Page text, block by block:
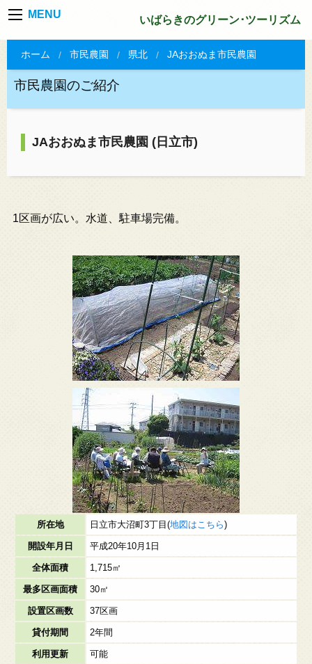
MENU いばらきのグリーン･ツーリズム
ホーム 市民農園 県北 JAおおぬま市民農園
市民農園のご紹介
JAおおぬま市民農園 (日立市)
1区画が広い。水道、駐車場完備。
所在地 日立市大沼町3丁目(地図はこちら)
開設年月日 平成20年10月1日
全体面積 1,715㎡
最多区画面積 30㎡
設置区画数 37区画
貸付期間 2年間
利用更新 可能